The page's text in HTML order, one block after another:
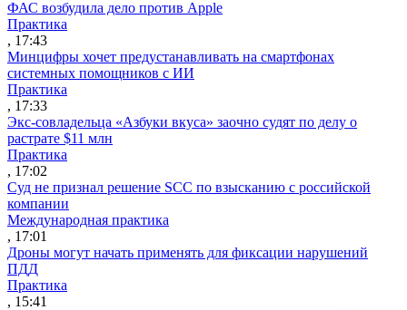
ФАС возбудила дело против Apple
Практика
, 17:43
Минцифры хочет предустанавливать на смартфонах
системных помощников с ИИ
Практика
, 17:33
Экс-совладельца «Азбуки вкуса» заочно судят по делу о
растрате $11 млн
Практика
, 17:02
Суд не признал решение SCC по взысканию с российской
компании
Международная практика
, 17:01
Дроны могут начать применять для фиксации нарушений
ПДД
Практика
, 15:41